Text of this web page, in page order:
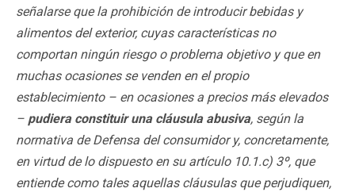
señalarse que la prohibición de introducir bebidas y
alimentos del exterior, cuyas características no
comportan ningún riesgo o problema objetivo y que en
muchas ocasiones se venden en el propio
establecimiento – en ocasiones a precios más elevados
– pudiera constituir una cláusula abusiva, según la
normativa de Defensa del consumidor y, concretamente,
en virtud de lo dispuesto en su artículo 10.1.c) 3º, que
entiende como tales aquellas cláusulas que perjudiquen,